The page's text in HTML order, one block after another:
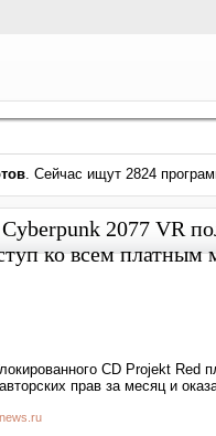
. Сейчас ищут 2824
Cyberpunk 2077 VR
ко всем платным
CD Projekt
прав за месяц и